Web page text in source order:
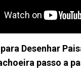
Desenhar
passo a